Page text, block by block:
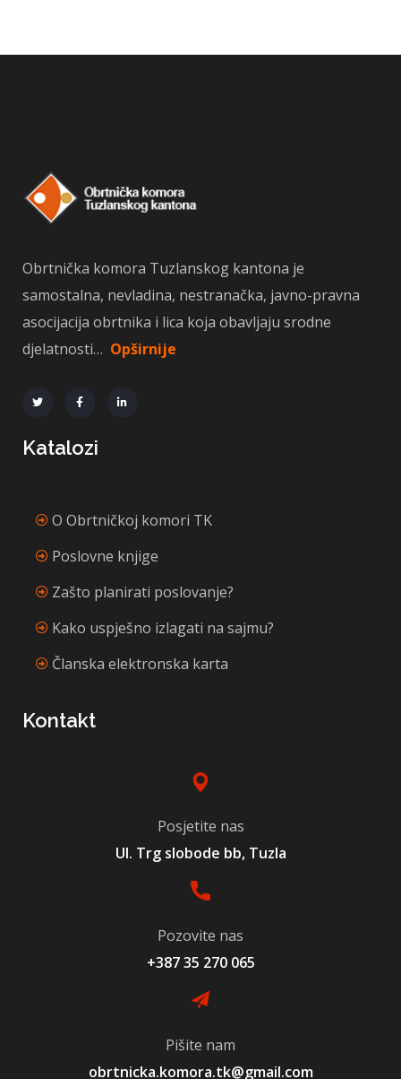
Obrtnička komora Tuzlanskog kantona je
samostalna, nevladina, nestranačka, javno-pravna
asocijacija obrtnika i lica koja obavljaju srodne
djelatnosti… Opširnije
Katalozi
O Obrtničkoj komori TK
Poslovne knjige
Zašto planirati poslovanje?
Kako uspješno izlagati na sajmu?
Članska elektronska karta
Kontakt
Posjetite nas
Ul. Trg slobode bb, Tuzla
Pozovite nas
+387 35 270 065
Pišite nam
obrtnicka.komora.tk@gmail.com